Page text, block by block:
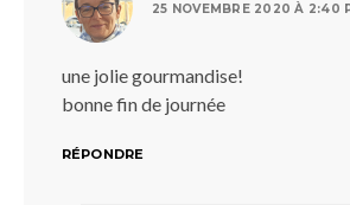
25 NOVEMBRE 2020 À 2:40
une jolie gourmandise!
bonne fin de journée
RÉPONDRE